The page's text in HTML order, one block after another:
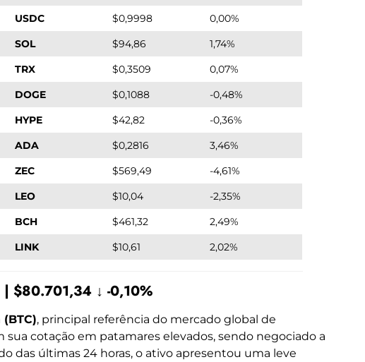
USDC $0,9998
0,00%
SOL $94,86
1,74%
TRX $0,3509
0,07%
DOGE $0,1088
-0,48%
HYPE $42,82
-0,36%
ADA $0,2816
3,46%
ZEC $569,49
-4,61%
LEO $10,04
-2,35%
BCH $461,32
2,49%
LINK $10,61 2,02%
| $80.701,34 ↓ -0,10%
, principal referência do mercado global de
cotação em patamares elevados, sendo negociado a
das últimas 24 horas, o ativo apresentou uma leve